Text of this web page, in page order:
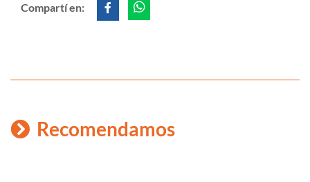
Compartí en:
Recomendamos